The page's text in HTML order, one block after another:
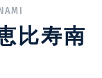
比寿南